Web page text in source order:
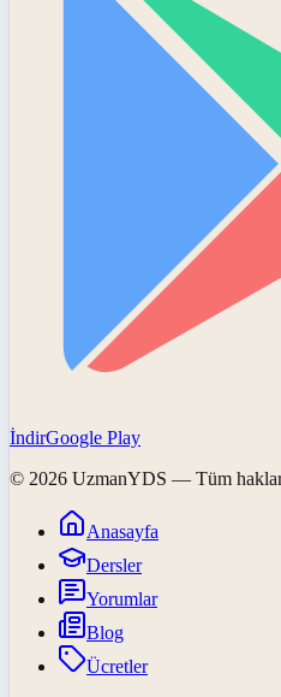
İndirGoogle Play
© 2026 UzmanYDS — Tüm
Anasayfa
Dersler
Yorumlar
Blog
Ücretler